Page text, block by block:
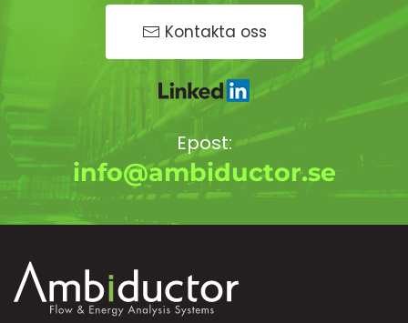
Kontakta oss
Epost:
info@ambiductor.se